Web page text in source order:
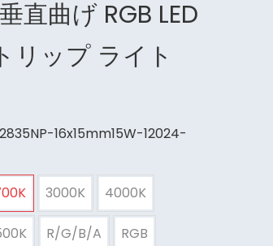
直曲げ RGB LED
リップ ライト
16x15mm15W-12024-
3000K 4000K
R/G/B/A RGB